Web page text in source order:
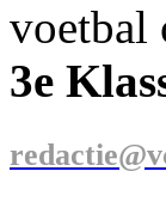
voetbal
3e